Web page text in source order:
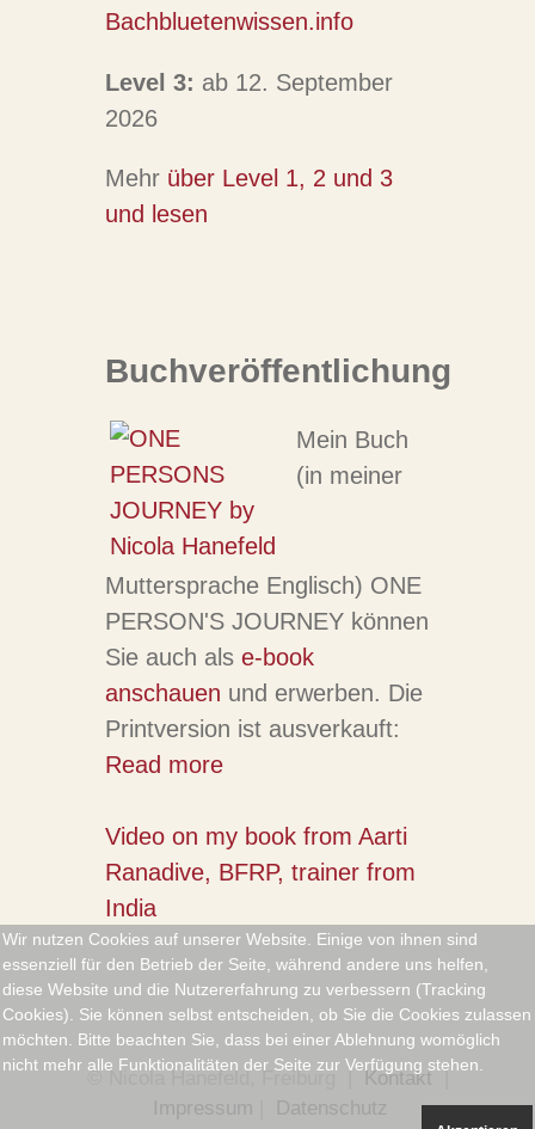
Bachbluetenwissen.info
Level 3: ab 12. September
2026
Mehr über Level 1, 2 und 3
und lesen
Buchveröffentlichung
Mein Buch
(in meiner
Muttersprache Englisch) ONE
PERSON'S JOURNEY können
Sie auch als e-book
anschauen und erwerben. Die
Printversion ist ausverkauft:
Read more
Video on my book from Aarti
Ranadive, BFRP, trainer from
India
© Nicola Hanefeld, Freiburg |Kontakt|
Impressum
Datenschutz
Wir nutzen Cookies auf unserer Website. Einige von ihnen sind
essenziell für den Betrieb der Seite, während andere uns helfen,
diese Website und die Nutzererfahrung zu verbessern (Tracking
Cookies). Sie können selbst entscheiden, ob Sie die Cookies zulassen
möchten. Bitte beachten Sie, dass bei einer Ablehnung womöglich
nicht mehr alle Funktionalitäten der Seite zur Verfügung stehen.